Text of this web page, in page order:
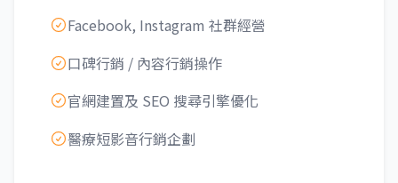
Facebook, Instagram 社群經營
口碑行銷 / 內容行銷操作
官網建置及 SEO 搜尋引擎優化
醫療短影音行銷企劃